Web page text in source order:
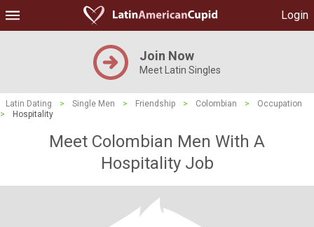
Login
Join Now
Meet Latin Singles
Latin Dating > Single Men > Friendship > Colombian >
Occupation
>
Hospitality
Meet Colombian Men With A
Hospitality Job